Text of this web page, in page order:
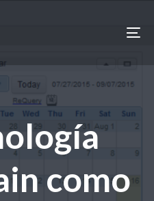
como